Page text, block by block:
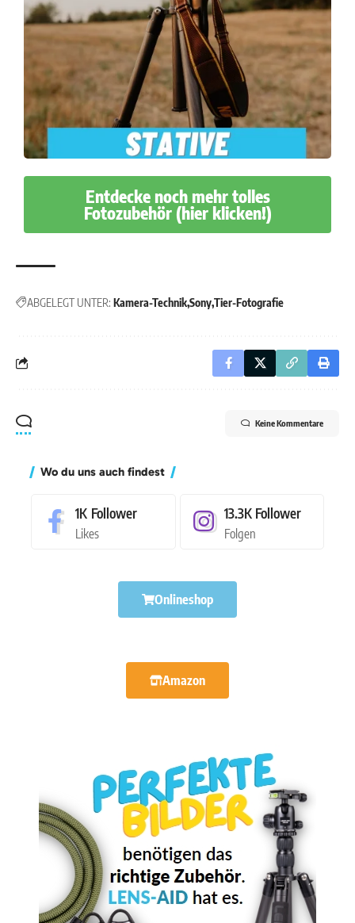
Entdecke noch mehr tolles
Fotozubehör (hier klicken!)
ABGELEGT UNTER: Kamera-TechnikSonyTier-Fotografie
Keine Kommentare
Wo du uns auch findest
1K Follower
Likes
13.3K Follower
Folgen
Onlineshop
Amazon